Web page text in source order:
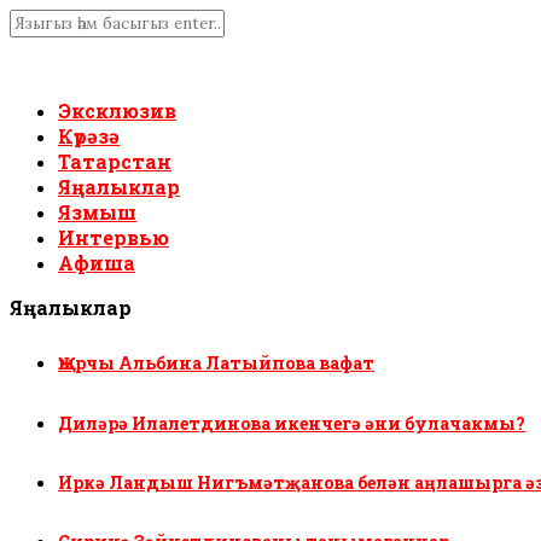
Эксклюзив
Күрәзә
Татарстан
Яңалыклар
Язмыш
Интервью
Афиша
Яңалыклар
Җырчы Альбина Латыйпова вафат
Диләрә Илалетдинова икенчегә әни булачакмы?
Иркә Ландыш Нигъмәтҗанова белән аңлашырга